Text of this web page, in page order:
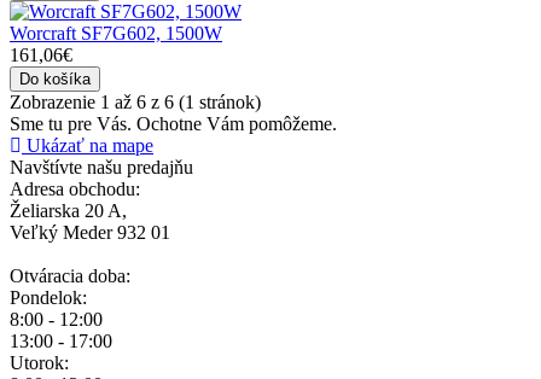
Worcraft SF7G602, 1500W
161,06€
Do košíka
Zobrazenie 1 až 6 z 6 (1 stránok)
Sme tu pre Vás. Ochotne Vám pomôžeme.
Ukázať na mape
Navštívte našu predajňu
Adresa obchodu:
Želiarska 20 A,
Veľký Meder 932 01
Otváracia doba:
Pondelok:
8:00 - 12:00
13:00 - 17:00
Utorok: